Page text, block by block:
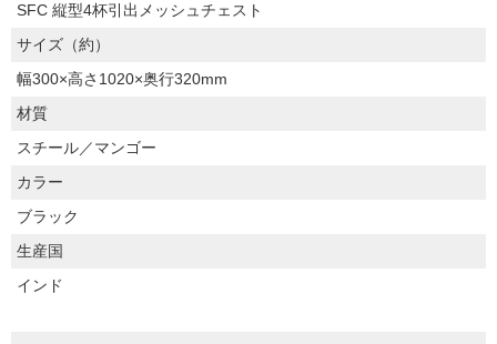
SFC 縦型4杯引出メッシュチェスト
サイズ（約）
幅300×高さ1020×奥行320mm
材質
スチール／マンゴー
カラー
ブラック
生産国
インド